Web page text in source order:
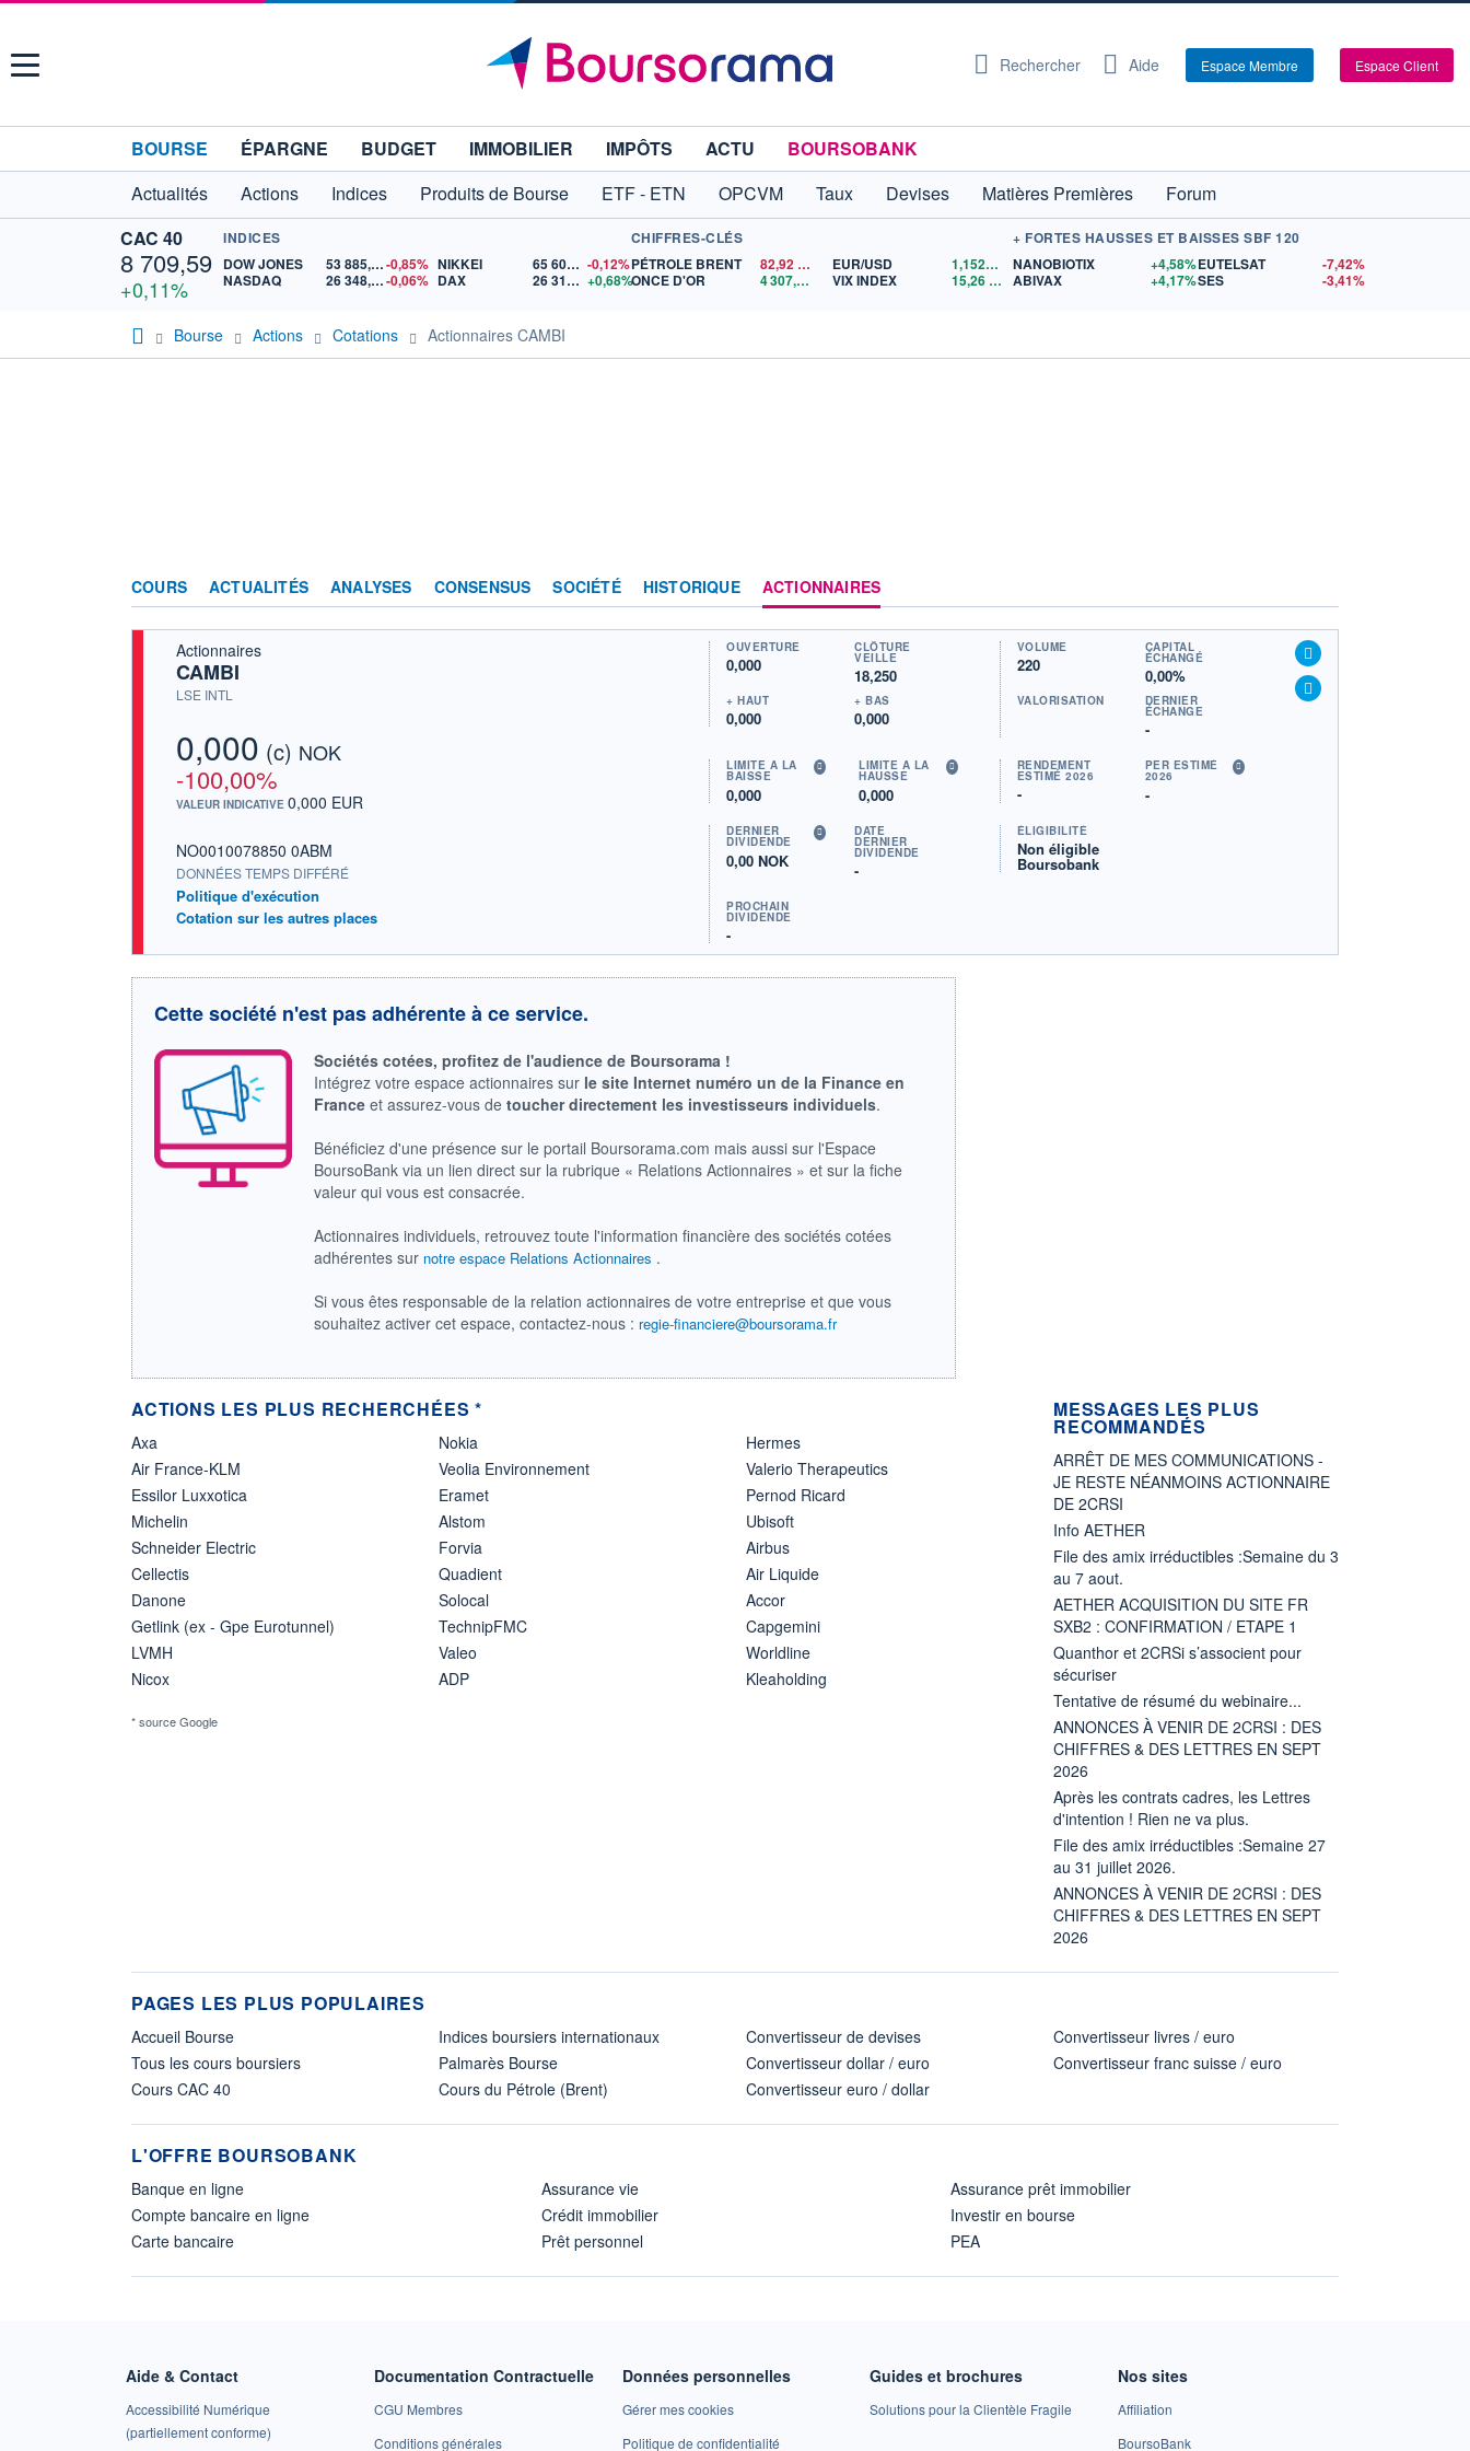
Menu Rechercher Aide Espace Membre Espace Client
BOURSE ÉPARGNE BUDGET IMMOBILIER IMPÔTS ACTU
BOURSOBANK
Actualités
Actions Indices Produits de Bourse ETF - ETN OPCVM Taux Devises Matières Premières
Forum
CAC 40
8 709,59
+0,11%
INDICES
DOW JONES
53 885,10-0,85%
NASDAQ
26 348,35-0,06%
NIKKEI 65 606,71 -0,12%
DAX
26 318,73 +0,68%
CHIFFRES-CLÉS
PÉTROLE BRENT
82,92
ONCE D'OR
4 307,31 $US
EUR/USD 1,1529$US
VIX INDEX
15,26$US
+ FORTES HAUSSES ET BAISSES SBF 120
NANOBIOTIX
+4,58%
ABIVAX
+4,17%
EUTELSAT
-7,42%
SES
-3,41%
Bourse Actions Cotations Actionnaires CAMBI
COURS ACTUALITÉS ANALYSES CONSENSUS SOCIÉTÉ HISTORIQUE ACTIONNAIRES
Actionnaires
CAMBI
LSE INTL
0,000 (c) NOK
-100,00%
VALEUR INDICATIVE 0,000 EUR
NO0010078850 0ABM
DONNÉES TEMPS DIFFÉRÉ
Politique d'exécution
Cotation sur les autres places
OUVERTURE
0,000
CLÔTURE
VEILLE
18,250
+ HAUT
0,000
+ BAS
0,000
VOLUME
220
CAPITAL
ÉCHANGÉ
0,00%
VALORISATION DERNIER
ÉCHANGE
-
LIMITE À LA
BAISSE
0,000
LIMITE À LA
HAUSSE
0,000
RENDEMENT
ESTIMÉ 2026
-
PER ESTIMÉ
2026
-
DERNIER
DIVIDENDE
0,00 NOK
DATE
DERNIER
DIVIDENDE
-
PROCHAIN
DIVIDENDE
-
ÉLIGIBILITÉ
Non éligible
Boursobank
Cette société n'est pas adhérente à ce service.
Sociétés cotées, profitez de l'audience de Boursorama !
Intégrez votre espace actionnaires sur le site Internet numéro un de la Finance en
France et assurez-vous detoucher directement les investisseurs individuels.
Bénéficiez d'une présence sur le portail Boursorama.com mais aussi sur l'Espace
BoursoBank via un lien direct sur la rubrique « Relations Actionnaires » et sur la fiche
valeur qui vous est consacrée.
Actionnaires individuels, retrouvez toute l'information financière des sociétés cotées
adhérentes sur notre espace Relations Actionnaires .
Si vous êtes responsable de la relation actionnaires de votre entreprise et que vous
souhaitez activer cet espace, contactez-nous : regie-financiere@boursorama.fr
ACTIONS LES PLUS RECHERCHÉES *
Axa
Air France-KLM
Essilor Luxxotica
Michelin
Schneider Electric
Cellectis
Danone
Getlink (ex - Gpe Eurotunnel)
LVMH
Nicox
Nokia
Veolia Environnement
Eramet
Alstom
Forvia
Quadient
Solocal
TechnipFMC
Valeo
ADP
Hermes
Valerio Therapeutics
Pernod Ricard
Ubisoft
Airbus
Air Liquide
Accor
Capgemini
Worldline
Kleaholding
* source Google
MESSAGES LES PLUS
RECOMMANDÉS
ARRÊT DE MES COMMUNICATIONS -
JE RESTE NÉANMOINS ACTIONNAIRE
DE 2CRSI
Info AETHER
File des amix irréductibles :Semaine du 3
au 7 aout.
AETHER ACQUISITION DU SITE FR
SXB2 : CONFIRMATION / ETAPE 1
Quanthor et 2CRSi s’associent pour
sécuriser
Tentative de résumé du webinaire...
ANNONCES À VENIR DE 2CRSI : DES
CHIFFRES & DES LETTRES EN SEPT
2026
Après les contrats cadres, les Lettres
d'intention ! Rien ne va plus.
File des amix irréductibles :Semaine 27
au 31 juillet 2026.
ANNONCES À VENIR DE 2CRSI : DES
CHIFFRES & DES LETTRES EN SEPT
2026
PAGES LES PLUS POPULAIRES
Accueil Bourse
Tous les cours boursiers
Cours CAC 40
Indices boursiers internationaux
Palmarès Bourse
Cours du Pétrole (Brent)
Convertisseur de devises
Convertisseur dollar / euro
Convertisseur euro / dollar
Convertisseur livres / euro
Convertisseur franc suisse / euro
L'OFFRE BOURSOBANK
Banque en ligne
Compte bancaire en ligne
Carte bancaire
Assurance vie
Crédit immobilier
Prêt personnel
Assurance prêt immobilier
Investir en bourse
PEA
Aide & Contact
Accessibilité Numérique
(partiellement conforme)
Documentation Contractuelle
CGU Membres
Conditions générales
Données personnelles
Gérer mes cookies
Politique de confidentialité
Guides et brochures
Solutions pour la Clientèle Fragile
Nos sites
Affiliation
BoursoBank